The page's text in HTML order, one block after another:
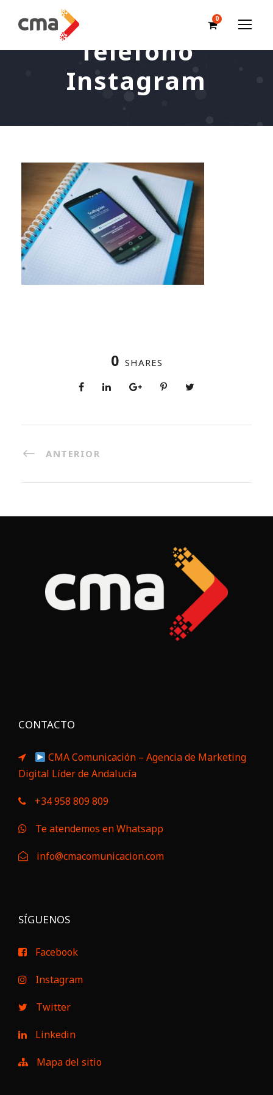
0
Teléfono
Instagram
0 SHARES
ANTERIOR
CONTACTO
CMA Comunicación – Agencia de Marketing
Digital Líder de Andalucía
+34 958 809 809
Te atendemos en Whatsapp
info@cmacomunicacion.com
SÍGUENOS
Facebook
Instagram
Twitter
Linkedin
Mapa del sitio